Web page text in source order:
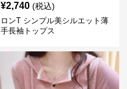
¥2,740 (税込)
ロンT シンプル美シルエット薄
手長袖トップス